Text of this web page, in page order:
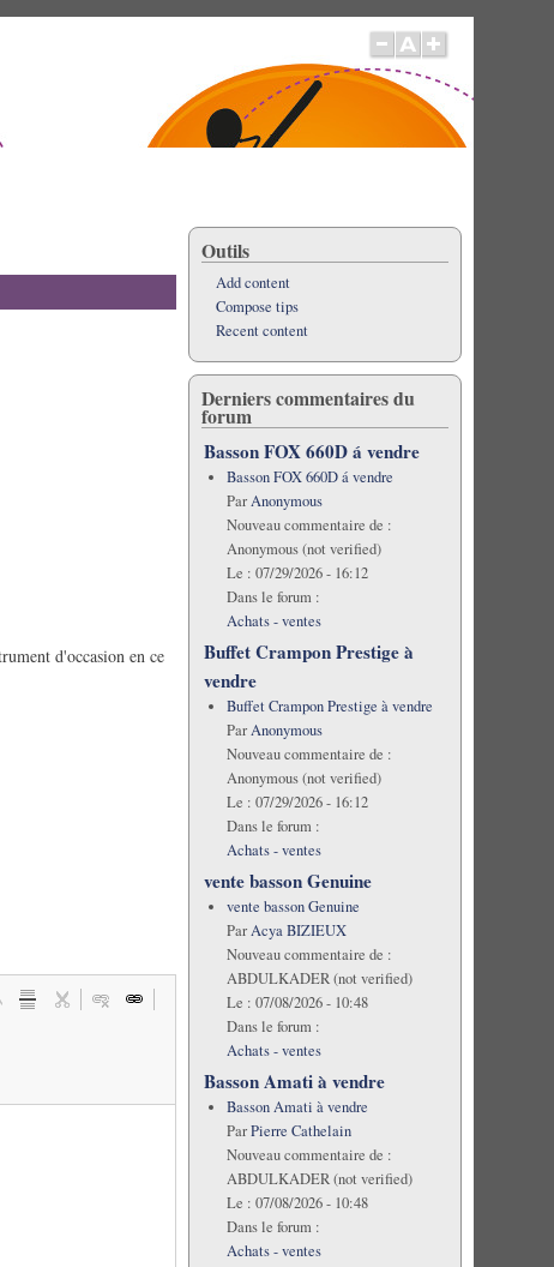
d'occasion en ce
Outils
Add content
Compose tips
Recent content
Derniers commentaires du
forum
Basson FOX 660D á vendre
Basson FOX 660D á vendre
ParAnonymous
Nouveau commentaire de :
Anonymous (not verified)
Le : 07/29/2026 - 16:12
Dans le forum :
Achats - ventes
Buffet Crampon Prestige à
vendre
Buffet Crampon Prestige à vendre
ParAnonymous
Nouveau commentaire de :
Anonymous (not verified)
Le : 07/29/2026 - 16:12
Dans le forum :
Achats - ventes
vente basson Genuine
vente basson Genuine
ParAcya BIZIEUX
Nouveau commentaire de :
ABDULKADER (not verified)
Le : 07/08/2026 - 10:48
Dans le forum :
Achats - ventes
Basson Amati à vendre
Basson Amati à vendre
ParPierre Cathelain
Nouveau commentaire de :
ABDULKADER (not verified)
Le : 07/08/2026 - 10:48
Dans le forum :
Achats - ventes